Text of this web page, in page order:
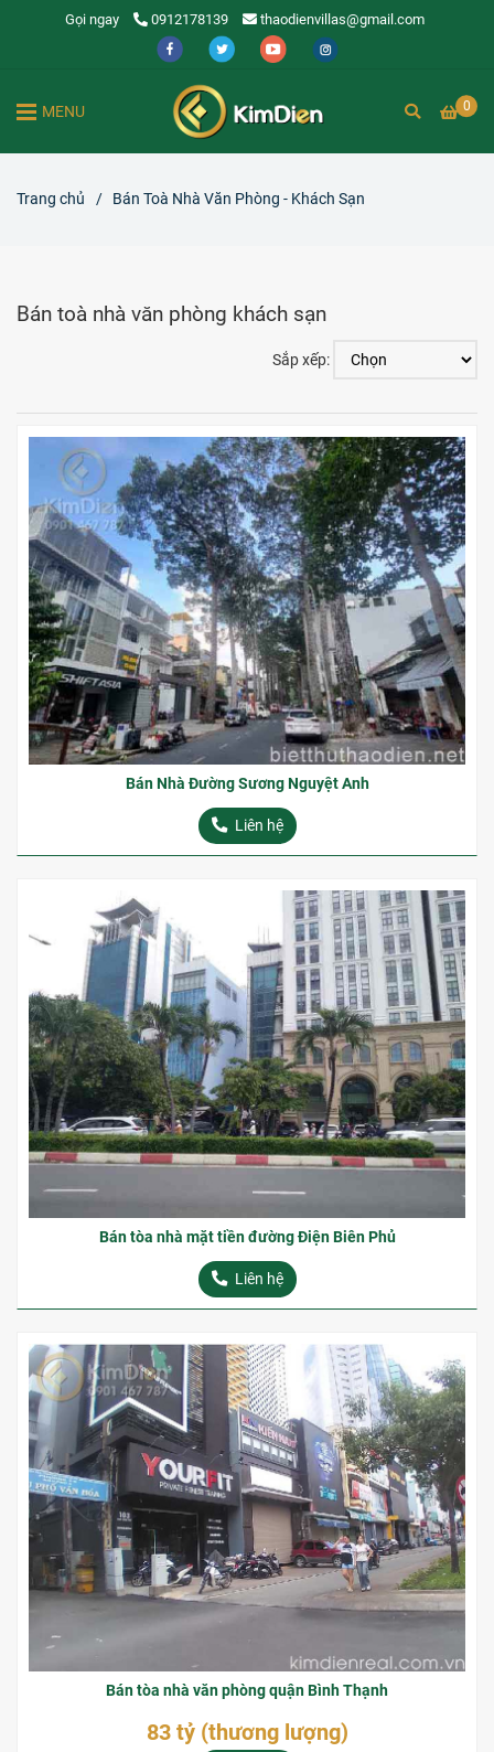
Gọi ngay 0912178139 thaodienvillas@gmail.com
0
MENU
Trang chủ / Bán Toà Nhà Văn Phòng - Khách Sạn
Bán toà nhà văn phòng khách sạn
Sắp xếp:
Bán Nhà Đường Sương Nguyệt Anh
Liên hệ
Bán tòa nhà mặt tiền đường Điện Biên Phủ
Liên hệ
Bán tòa nhà văn phòng quận Bình Thạnh
83 tỷ (thương lượng)